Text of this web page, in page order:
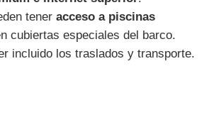
tener acceso a piscinas
cubiertas especiales del barco.
incluido los traslados y transporte.